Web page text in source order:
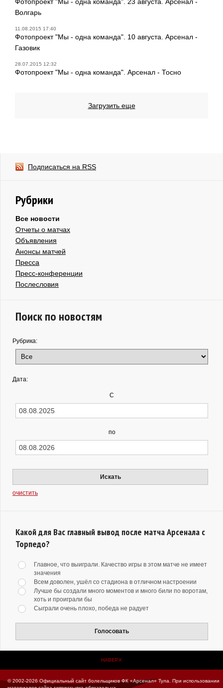
Волгарь
11.08.2015 17:40
Фотопроект "Мы - одна команда". 10 августа. Арсенал -
Газовик
28.07.2015 12:32
Фотопроект "Мы - одна команда". Арсенал - Тосно
Загрузить еще
Подписаться на RSS
Рубрики
Все новости
Отчеты о матчах
Объявления
Анонсы матчей
Пресса
Пресс-конференции
Послесловия
Поиск по новостям
Рубрика:
Дата:
С
по
Искать
очистить
Какой для Вас главный вывод после матча Арсенала с
Торпедо?
Главное, что выиграли. Качество игры в этом матче не имеет
значения
Всем доволен, ушёл со стадиона в отличном настроении
Лучше бы создали много моментов и много били по воротам,
хоть и проиграли бы
Сыграли очень плохо, победа не радует
Голосовать
НАВЕРХ
© 2002-2026 Официальный сайт болельщиков ФК «Арсенал» Тула.
При использовании